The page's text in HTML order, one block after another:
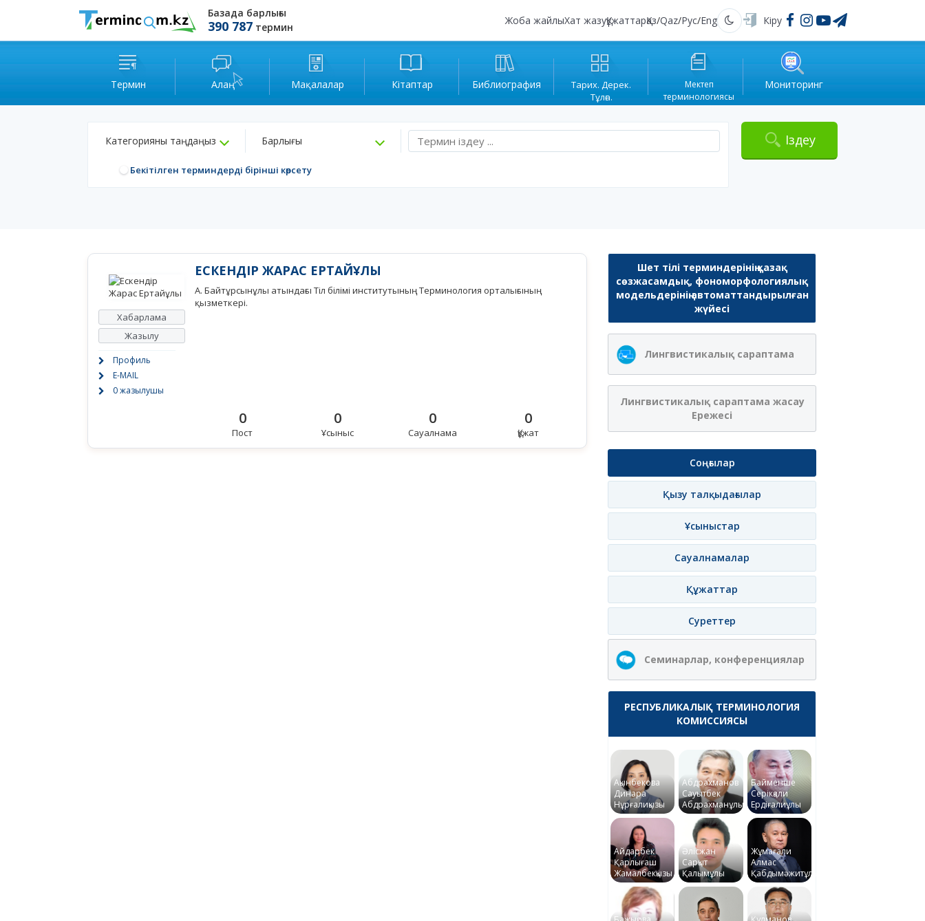
Базада барлығы
390 787 термин
Жоба жайлыХат жазуҚұжаттарҚаз/Qaz/Рус/Eng Қараңғы Кіру
Термин Алаң Мақалалар Кітаптар Библиография
Тарих. Дерек.
Тұлға.
Мектеп
терминологиясы
Мониторинг
Категорияны таңдаңыз Барлығы
Бекітілген терминдерді бірінші көрсету
Іздеу
Хабарлама
Жазылу
Профиль
E-MAIL
0 жазылушы
ЕСКЕНДІР ЖАРАС ЕРТАЙҰЛЫ
А. Байтұрсынұлы атындағы Тіл білімі институтының Терминология орталығының
қызметкері.
0
Пост
0
Ұсыныс
0
Сауалнама
0
Құжат
Шет тілі терминдерінің қазақ
сөзжасамдық, фономорфологиялық
модельдерінің автоматтандырылған
жүйесі
Лингвистикалық сараптама
Лингвистикалық сараптама жасау
Ережесі
Соңғылар
Қызу талқыдағылар
Ұсыныстар
Сауалнамалар
Құжаттар
Суреттер
Семинарлар, конференциялар
РЕСПУБЛИКАЛЫҚ ТЕРМИНОЛОГИЯ
КОМИССИЯСЫ
Ақынбекова
Динара
Нұрғалиқызы
Абдрахманов
Сауытбек
Абдрахманұлы
Байменше
Серікқали
Ердіғалиұлы
Айдарбек
Қарлығаш
Жамалбекқызы
Әлісжан
Сарқыт
Қалымұлы
Жұмағали
Алмас
Қабдымәжитұлы